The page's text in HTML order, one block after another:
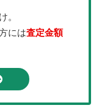
。
には査定金額